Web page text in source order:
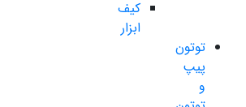
کیف
ابزار
توتون
پیپ
و